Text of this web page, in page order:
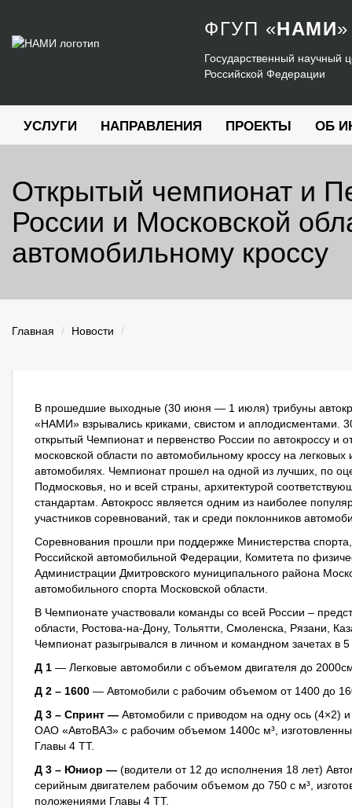
ФГУП «НАМИ»
Государственный научный
Российской Федерации
УСЛУГИ НАПРАВЛЕНИЯ ПРОЕКТЫ ОБ
Открытый чемпионат и
России и Московской
автомобильному кроссу
Главная Новости
В прошедшие выходные (30 июня — 1 июля) трибуны
«НАМИ» взрывались криками, свистом и аплодисментами.
открытый Чемпионат и первенство России по автокроссу и
московской области по автомобильному кроссу на
автомобилях. Чемпионат прошел на одной из лучших, по
Подмосковья, но и всей страны, архитектурой
стандартам. Автокросс является одним из наиболее
участников соревнований, так и среди поклонников
Соревнования прошли при поддержке Министерства
Российской автомобильной Федерации, Комитета по
Администрации Дмитровского муниципального района
автомобильного спорта Московской области.
В Чемпионате участвовали команды со всей России –
области, Ростова-на-Дону, Тольятти, Смоленска, Рязани,
Чемпионат разыгрывался в личном и командном зачетах в 5
Д 1 — Легковые автомобили с объемом двигателя до
Д 2 – 1600 — Автомобили с рабочим объемом от 1400 до
Д 3 – Спринт — Автомобили с приводом на одну ось (4×2)
ОАО «АвтоВАЗ» с рабочим объемом 1400с м³,
Главы 4 ТТ.
Д 3 – Юниор — (водители от 12 до исполнения 18 лет)
серийным двигателем рабочим объемом до 750 с м³,
положениями Главы 4 ТТ.